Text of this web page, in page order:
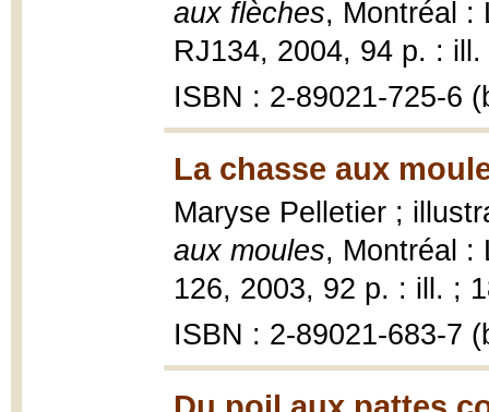
aux flèches, Montréal :
RJ134, 2004, 94 p. :
ISBN : 2-89021-725-6
La chasse aux
Maryse Pelletier ;
aux moules, Montréal :
126, 2003, 92 p. : ill. ;
ISBN : 2-89021-683-7